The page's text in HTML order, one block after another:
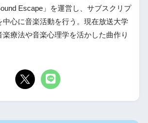
Escape」を運営し、サブスクリプ
中心に音楽活動を行う。現在放送大学
療法や音楽心理学を活かした曲作り